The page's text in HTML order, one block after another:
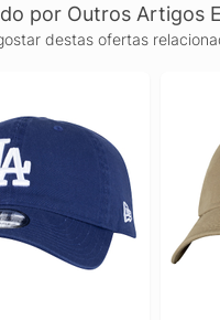
por Outros Artigos
destas ofertas